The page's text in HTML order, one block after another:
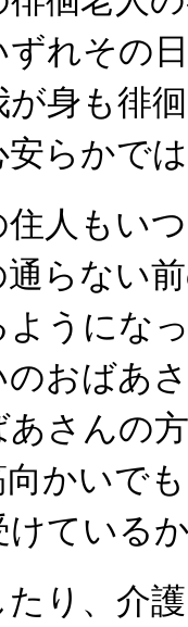
ずれその
身も徘
らかで
人もい
らない
うにな
おばあ
さんの
かいで
ている
り、介